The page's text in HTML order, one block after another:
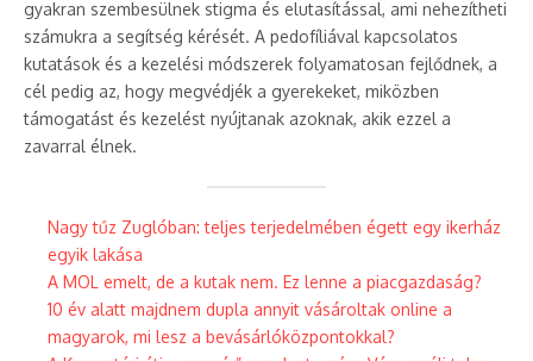
gyakran szembesülnek stigma és elutasítással, ami nehezítheti
számukra a segítség kérését. A pedofíliával kapcsolatos
kutatások és a kezelési módszerek folyamatosan fejlődnek, a
cél pedig az, hogy megvédjék a gyerekeket, miközben
támogatást és kezelést nyújtanak azoknak, akik ezzel a
zavarral élnek.
Nagy tűz Zuglóban: teljes terjedelmében égett egy ikerház
egyik lakása
A MOL emelt, de a kutak nem. Ez lenne a piacgazdaság?
10 év alatt majdnem dupla annyit vásároltak online a
magyarok, mi lesz a bevásárlóközpontokkal?